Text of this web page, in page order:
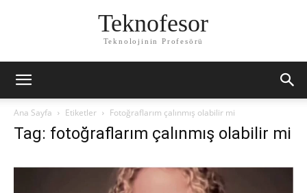
Teknofesor
Teknolojinin Profesörü
Ana Sayfa Etiketler Fotoğraflarım çalınmış olabilir mi
Tag: fotoğraflarım çalınmış olabilir mi